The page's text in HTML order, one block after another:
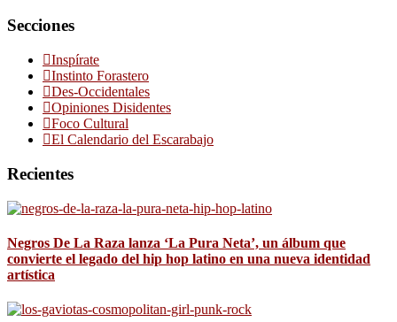
Secciones
Inspírate
Instinto Forastero
Des-Occidentales
Opiniones Disidentes
Foco Cultural
El Calendario del Escarabajo
Recientes
Negros De La Raza lanza ‘La Pura Neta’, un álbum que
convierte el legado del hip hop latino en una nueva identidad
artística